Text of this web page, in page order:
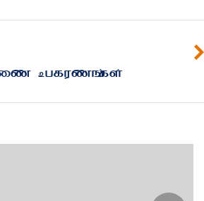
௨பகரணஙஂகளஂ